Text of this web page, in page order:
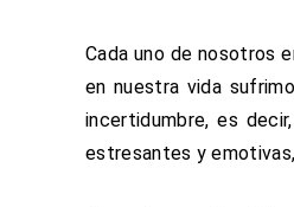
Cada uno de nosotros
en nuestra vida
incertidumbre, es
estresantes y